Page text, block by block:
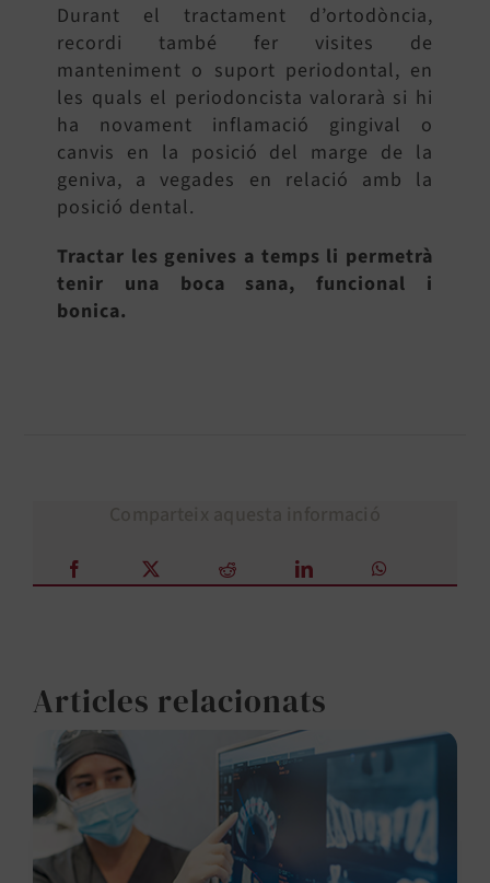
Durant el tractament d’ortodòncia,
recordi també fer visites de
manteniment o suport periodontal, en
les quals el periodoncista valorarà si hi
ha novament inflamació gingival o
canvis en la posició del marge de la
geniva, a vegades en relació amb la
posició dental.
Tractar les genives a temps li permetrà
tenir una boca sana, funcional i
bonica.
Articles relacionats